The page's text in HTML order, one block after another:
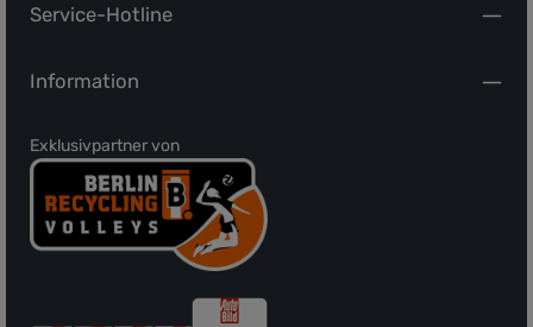
Service-Hotline
Information
Exklusivpartner von